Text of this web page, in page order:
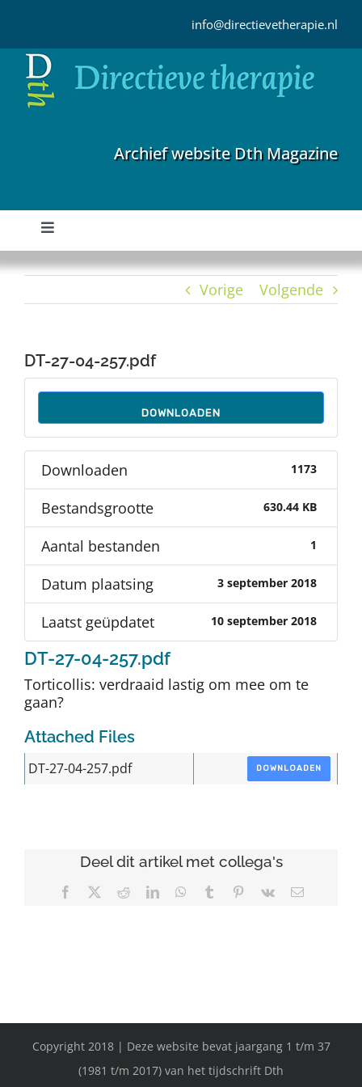
inhoud
info@directievetherapie.nl
Archief website Dth Magazine
Toggle
Navigation
Home
Auteurs
Over Dth
Contact
Vorige Volgende
DT-27-04-257.pdf
DOWNLOADEN
Downloaden 1173
Bestandsgrootte 630.44 KB
Aantal bestanden 1
Datum plaatsing 3 september 2018
Laatst geüpdatet 10 september 2018
DT-27-04-257.pdf
Torticollis: verdraaid lastig om mee om te
gaan?
Attached Files
DT-27-04-257.pdf DOWNLOADEN
Deel dit artikel met collega's
Facebook RedditLinkedInWhatsApp
Tumblr Pinterest
Vk
E-
Copyright 2018 | Deze website bevat jaargang 1 t/m 37
(1981 t/m 2017) van het tijdschrift Dth